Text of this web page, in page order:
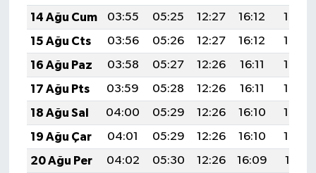
14 Ağu Cum
03:55 05:25 12:27 16:12
19:18
15 Ağu Cts
03:56 05:26 12:27 16:12
19:17
16 Ağu Paz
03:58 05:27 12:26 16:11
19:16
17 Ağu Pts
03:59 05:28 12:26 16:11
19:15
18 Ağu Sal
04:00 05:29 12:26 16:10
19:13
19 Ağu Çar
04:01 05:29 12:26 16:10
19:12
20 Ağu Per
04:02 05:30 12:26 16:09
19:11